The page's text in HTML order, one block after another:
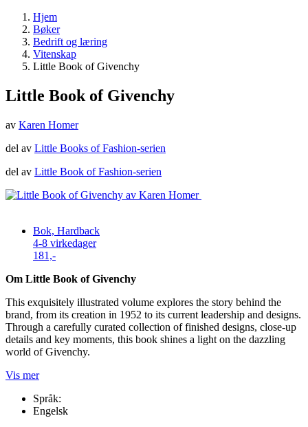
Hjem
Bøker
Bedrift og læring
Vitenskap
Little Book of Givenchy
Little Book of Givenchy
av Karen Homer
del av Little Books of Fashion-serien
del av Little Book of Fashion-serien
Bok, Hardback
4-8 virkedager
181,-
Om Little Book of Givenchy
This exquisitely illustrated volume explores the story behind the
brand, from its creation in 1952 to its current leadership and designs.
Through a carefully curated collection of finished designs, close-up
details and key moments, this book shines a light on the dazzling
world of Givenchy.
Vis mer
Språk:
Engelsk